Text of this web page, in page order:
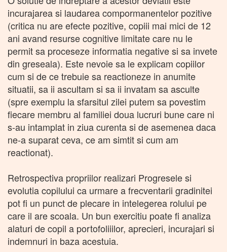
incurajarea si laudarea compormanentelor pozitive
(critica nu are efecte pozitive, copiii mai mici de 12
ani avand resurse cognitive limitate care nu le
permit sa proceseze informatia negative si sa invete
din greseala). Este nevoie sa le explicam copiilor
cum si de ce trebuie sa reactioneze in anumite
situatii, sa ii ascultam si sa ii invatam sa asculte
(spre exemplu la sfarsitul zilei putem sa povestim
fiecare membru al familiei doua lucruri bune care ni
s-au intamplat in ziua curenta si de asemenea daca
ne-a suparat ceva, ce am simtit si cum am
reactionat).
Retrospectiva propriilor realizari Progresele si
evolutia copilului ca urmare a frecventarii gradinitei
pot fi un punct de plecare in intelegerea rolului pe
care il are scoala. Un bun exercitiu poate fi analiza
alaturi de copil a portofoliiilor, aprecieri, incurajari si
indemnuri in baza acestuia.